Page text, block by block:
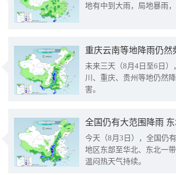
地有中到大雨，局地暴雨
重庆云南等地降雨仍然
未来三天（8月4日至6日
川、重庆、贵州等地仍然
害。
全国仍有大范围降雨
今天（8月3日），全国仍
地区东部至华北、东北一
温闷热天气持续。